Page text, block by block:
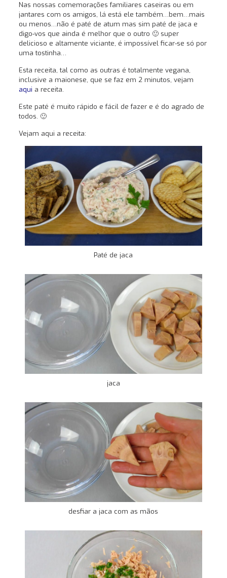
Nas nossas comemorações familiares caseiras ou em
jantares com os amigos, lá está ele também…bem…mais
ou menos…não é paté de atum mas sim paté de jaca e
digo-vos que ainda é melhor que o outro 🙂 super
delicioso e altamente viciante, é impossível ficar-se só por
uma tostinha…
Esta receita, tal como as outras é totalmente vegana,
inclusive a maionese, que se faz em 2 minutos, vejam
aqui a receita.
Este paté é muito rápido e fácil de fazer e é do agrado de
todos. 🙂
Vejam aqui a receita:
Paté de jaca
jaca
desfiar a jaca com as mãos